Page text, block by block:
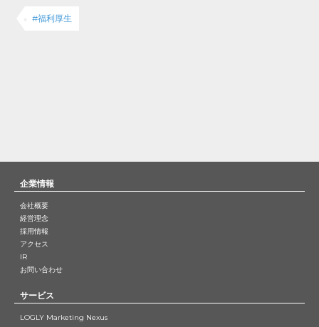
#福利厚生
企業情報
会社概要
経営理念
採用情報
アクセス
IR
お問い合わせ
サービス
LOGLY Marketing Nexus